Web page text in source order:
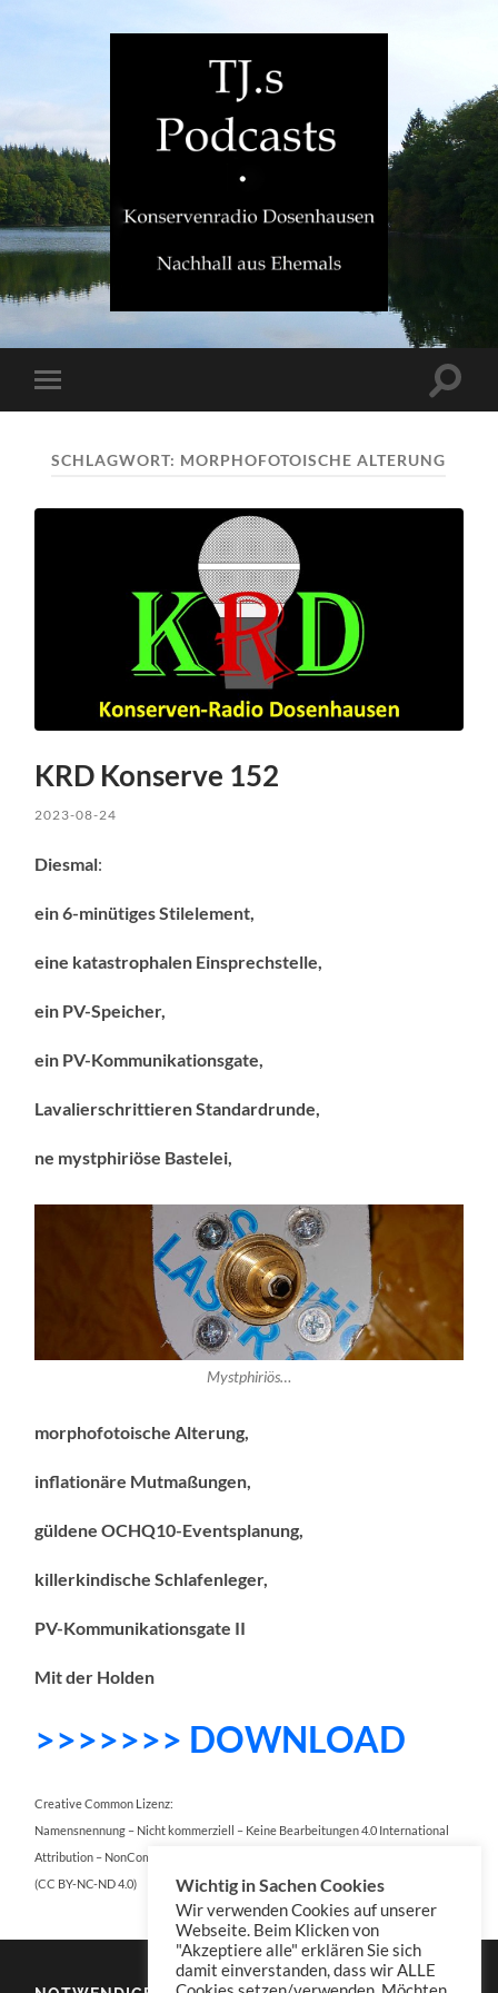
TJ.s
Mobile-
Menü
SCHLAGWORT: MORPHOFOTOISCHE ALTERUNG
KRD Konserve 152
2023-08-24
Diesmal:
ein 6-minütiges Stilelement,
eine katastrophalen Einsprechstelle,
ein PV-Speicher,
ein PV-Kommunikationsgate,
Lavalierschrittieren Standardrunde,
ne mystphiriöse Bastelei,
Mystphiriös…
morphofotoische Alterung,
inflationäre Mutmaßungen,
güldene OCHQ10-Eventsplanung,
killerkindische Schlafenleger,
PV-Kommunikationsgate II
Mit der Holden
>>>>>>> DOWNLOAD
Creative Common Lizenz:
Namensnennung – Nicht kommerziell – Keine Bearbeitungen 4.0 International
Attribution – NonCommercial – NoDerivatives 4.0 International
(CC BY-NC-ND 4.0)
Wichtig in Sachen Cookies
Wir verwenden Cookies auf unserer
Webseite. Beim Klicken von
"Akzeptiere alle" erklären Sie sich
damit einverstanden, dass wir ALLE